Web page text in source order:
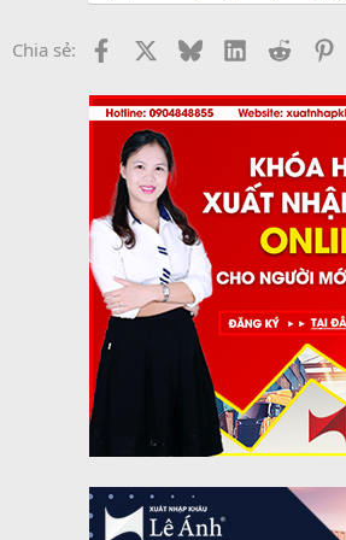
Chia sẻ: Facebook BlueskyLinkedInReddit